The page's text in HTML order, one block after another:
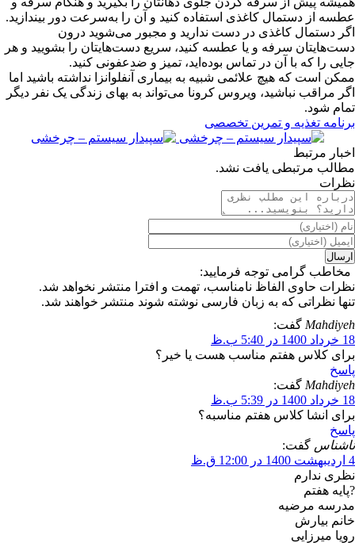
عطسه از دستمال کاغذی استفاده کنید و آن را به‌سرعت دور بیندازید.
اگر دستمال کاغذی در دست ندارید و مجبور می‌شوید درون
دست‌هایتان سرفه و یا عطسه کنید، سریع دست‌هایتان را بشویید و هر
جایی را که با آن در تماس بوده‌اید، تمیز و ضدعفونی کنید.
ممکن است که هیچ علائمی شبیه به بیماری آنفلوانزا نداشته باشید اما
اگر مراقب نباشید، ویروس کرونا می‌تواند به بهای زندگی یک نفر دیگر
تمام شود.
برنامه تغذیه و تمرین تخصصی
اخبار مرتبط
مطالب مرتبطی یافت نشد.
نظرات
مخاطب گرامی توجه فرمایید:
نظرات حاوی الفاظ نامناسب، تهمت و افترا منتشر نخواهد شد.
تنها نظراتی که به زبان فارسی نوشته شوند منتشر خواهند شد.
Mahdiyeh گفت:
18 خرداد 1400 در 5:40 ب.ظ
برای کلاس هفتم مناسب هست یا خیر؟
پاسخ
Mahdiyeh گفت:
18 خرداد 1400 در 5:39 ب.ظ
برای انشا کلاس هفتم مناسبه؟
پاسخ
ناشناس گفت:
4 اردیبهشت 1400 در 12:00 ق.ظ
نظری ندارم
?پایه هفتم
مدرسه مرضیه
خانم بیارش
رویا میرزایی